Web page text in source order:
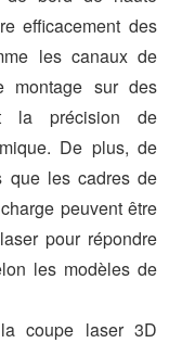
efficacement des
les canaux de
montage sur des
la précision de
De plus, de
que les cadres de
peuvent être
pour répondre
les modèles de
coupe laser 3D